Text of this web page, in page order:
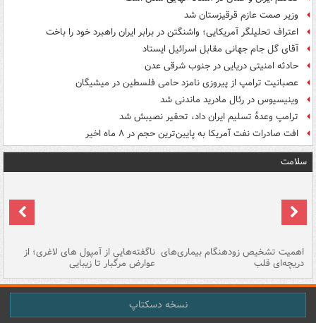
وزیر صمت عازم قرقیزستان شد
اعتراف تحلیلگر آمریکایی؛ واشنگتن در برابر ایران راهبرد خود را باخت
آقای گل جام جهانی مقابل اسرائیل ایستاد
حادثه امنیتی دریایی در جنوب شرقی عدن
عصبانیت ترامپ از پیروزی نامزد حامی فلسطین در میشیگان
وینیسیوس در رئال مادرید ماندنی شد
ترامپ وعدۀ تسلیم ایران داد، تحقیر نصیبش شد
افت صادرات نفت آمریکا به پایین‌ترین حجم در ۸ ماه اخیر
سلامت
اهمیت تشخیص زودهنگام بیماری‌های
دریچه‌ای قلب
ناگفته‌هایی از آمپول های لاغری؛ از
عوارض مرگبار تا زیبایی
نسخه دسکتاپ